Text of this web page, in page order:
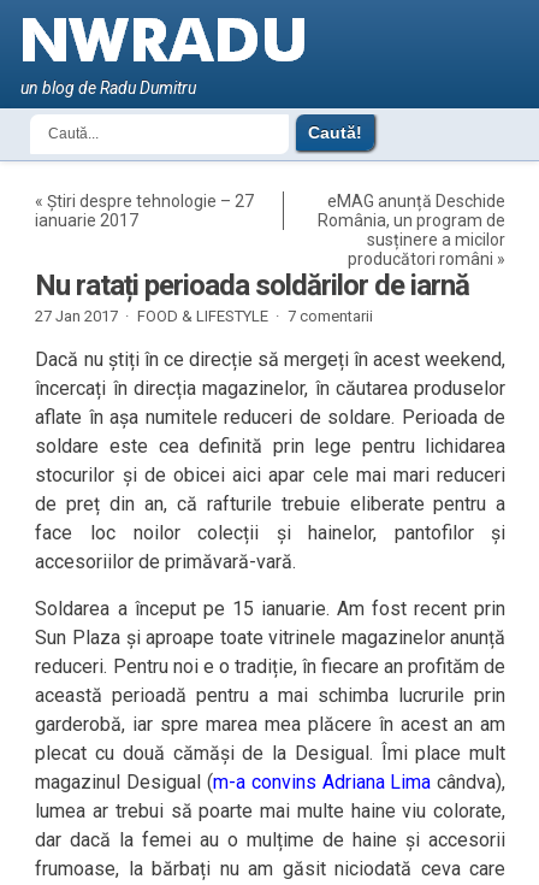
un blog de Radu Dumitru
«Știri despre tehnologie – 27
ianuarie 2017
eMAG anunță Deschide
România, un program de
susținere a micilor
producători români »
Nu ratați perioada soldărilor de iarnă
27 Jan 2017 · FOOD & LIFESTYLE · 7 comentarii
Dacă nu știți în ce direcție să mergeți în acest weekend,
încercați în direcția magazinelor, în căutarea produselor
aflate în așa numitele reduceri de soldare. Perioada de
soldare este cea definită prin lege pentru lichidarea
stocurilor și de obicei aici apar cele mai mari reduceri
de preț din an, că rafturile trebuie eliberate pentru a
face loc noilor colecții și hainelor, pantofilor și
accesoriilor de primăvară-vară.
Soldarea a început pe 15 ianuarie. Am fost recent prin
Sun Plaza și aproape toate vitrinele magazinelor anunță
reduceri. Pentru noi e o tradiție, în fiecare an profităm de
această perioadă pentru a mai schimba lucrurile prin
garderobă, iar spre marea mea plăcere în acest an am
plecat cu două cămăși de la Desigual. Îmi place mult
magazinul Desigual (m-a convins Adriana Lima cândva),
lumea ar trebui să poarte mai multe haine viu colorate,
dar dacă la femei au o mulțime de haine și accesorii
frumoase, la bărbați nu am găsit niciodată ceva care